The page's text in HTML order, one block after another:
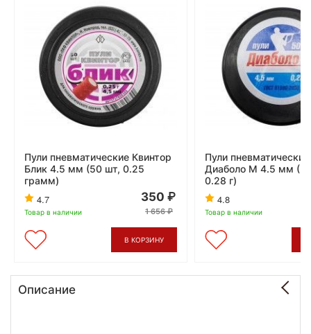
Пули пневматические Квинтор
Блик 4.5 мм (50 шт, 0.25
грамм)
4.7
Товар в наличии
350
1 656
В КОРЗИНУ
Пули
Диаболо М 4.5 мм
0.28 г)
4.8
Товар в наличии
Описание